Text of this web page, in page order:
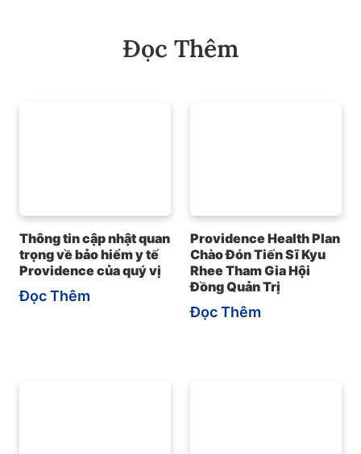
Đọc Thêm
Thông tin cập nhật quan
trọng về bảo hiểm y tế
Providence của quý vị
Đọc Thêm
Providence Health Plan
Chào Đón Tiến Sĩ Kyu
Rhee Tham Gia Hội
Đồng Quản Trị
Đọc Thêm